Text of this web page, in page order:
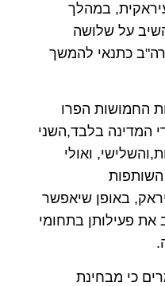
במהלך
על שלושה
כתנאי להמשך
החמושות הפרו
המדינה בלבד,השני
ואולי
באופן שיאפשר
את פעילותן בתחומי
כי מבחינת